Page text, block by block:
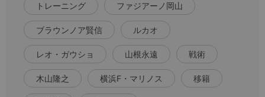
トレーニング ファジアーノ岡山
ブラウンノア賢信 ルカオ
レオ・ガウショ 山根永遠 戦術
木山隆之 横浜F・マリノス 移籍